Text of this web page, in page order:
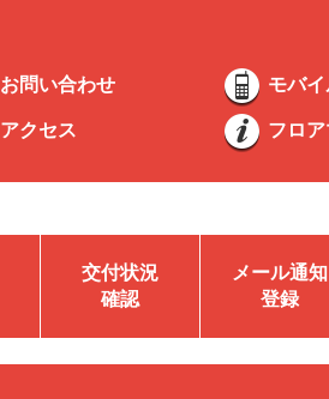
お問い合わせ モバイ
アクセス フロ
交付状況
確認
メール通知
登録